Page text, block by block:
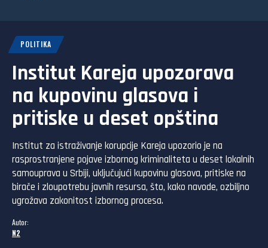
POLITIKA
Institut Kareja upozorava
na kupovinu glasova i
pritiske u deset opština
Institut za istraživanje korupcije Kareja upozorio je na
rasprostranjene pojave izbornog kriminaliteta u deset lokalnih
samouprava u Srbiji, uključujući kupovinu glasova, pritiske na
birače i zloupotrebu javnih resursa, što, kako navode, ozbiljno
ugrožava zakonitost izbornog procesa.
Autor:
N2